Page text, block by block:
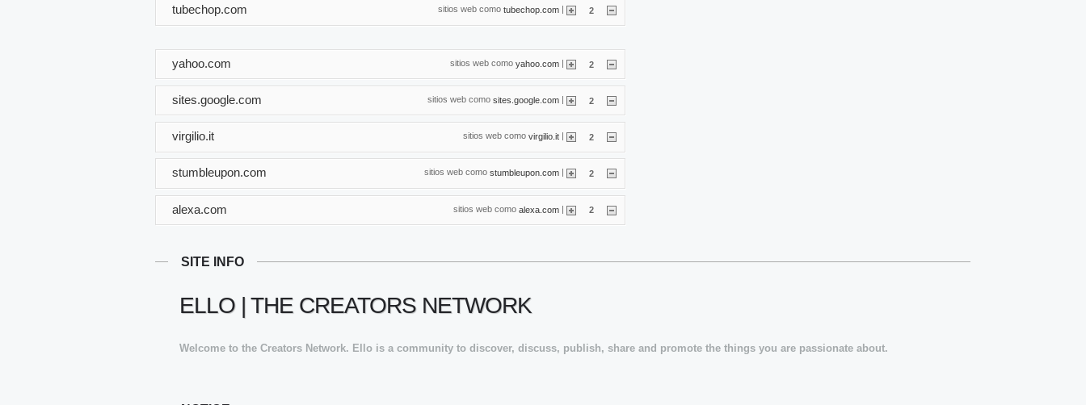
sitios web como tubechop.com 2
tubechop.com
sitios web como yahoo.com | 2
yahoo.com
sitios web como sites.google.com | 2
sites.google.com
sitios web como virgilio.it | 2
virgilio.it
sitios web como stumbleupon.com 2
stumbleupon.com
sitios web como alexa.com | 2
alexa.com
SITE INFO
ELLO | THE CREATORS NETWORK
Welcome to the Creators Network. Ello is a community to discover, discuss, publish, share and promote the things you are passionate about.